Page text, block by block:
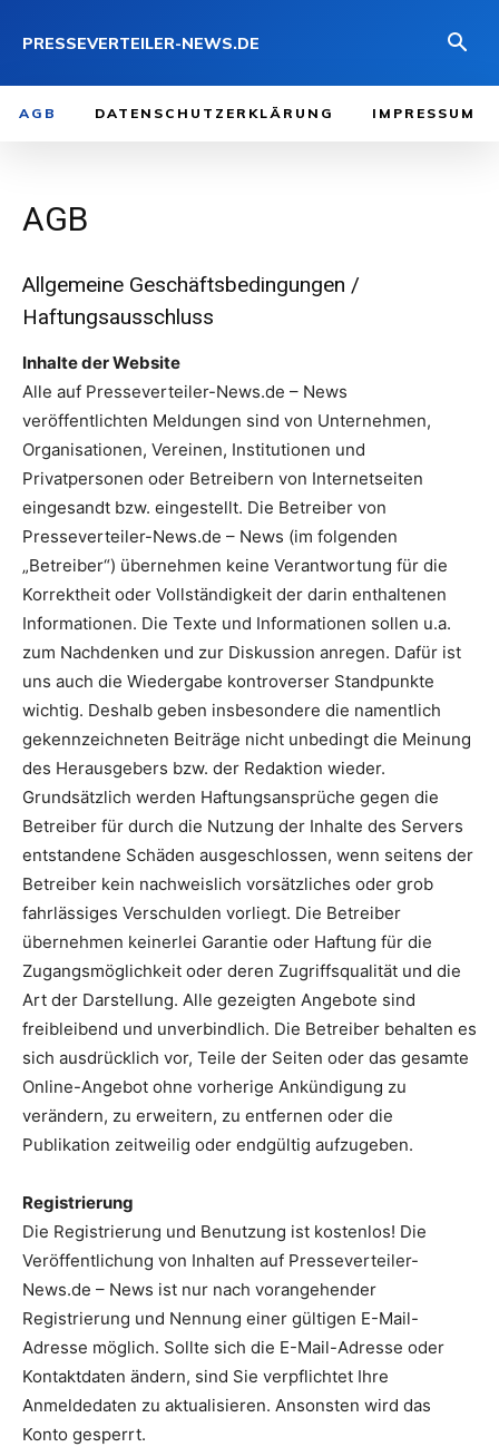
PRESSEVERTEILER-NEWS.DE
AGB DATENSCHUTZERKLÄRUNG IMPRESSUM
AGB
Allgemeine Geschäftsbedingungen /
Haftungsausschluss
Inhalte der Website
Alle auf Presseverteiler-News.de – News
veröffentlichten Meldungen sind von Unternehmen,
Organisationen, Vereinen, Institutionen und
Privatpersonen oder Betreibern von Internetseiten
eingesandt bzw. eingestellt. Die Betreiber von
Presseverteiler-News.de – News (im folgenden
„Betreiber“) übernehmen keine Verantwortung für die
Korrektheit oder Vollständigkeit der darin enthaltenen
Informationen. Die Texte und Informationen sollen u.a.
zum Nachdenken und zur Diskussion anregen. Dafür ist
uns auch die Wiedergabe kontroverser Standpunkte
wichtig. Deshalb geben insbesondere die namentlich
gekennzeichneten Beiträge nicht unbedingt die Meinung
des Herausgebers bzw. der Redaktion wieder.
Grundsätzlich werden Haftungsansprüche gegen die
Betreiber für durch die Nutzung der Inhalte des Servers
entstandene Schäden ausgeschlossen, wenn seitens der
Betreiber kein nachweislich vorsätzliches oder grob
fahrlässiges Verschulden vorliegt. Die Betreiber
übernehmen keinerlei Garantie oder Haftung für die
Zugangsmöglichkeit oder deren Zugriffsqualität und die
Art der Darstellung. Alle gezeigten Angebote sind
freibleibend und unverbindlich. Die Betreiber behalten es
sich ausdrücklich vor, Teile der Seiten oder das gesamte
Online-Angebot ohne vorherige Ankündigung zu
verändern, zu erweitern, zu entfernen oder die
Publikation zeitweilig oder endgültig aufzugeben.
Registrierung
Die Registrierung und Benutzung ist kostenlos! Die
Veröffentlichung von Inhalten auf Presseverteiler-
News.de – News ist nur nach vorangehender
Registrierung und Nennung einer gültigen E-Mail-
Adresse möglich. Sollte sich die E-Mail-Adresse oder
Kontaktdaten ändern, sind Sie verpflichtet Ihre
Anmeldedaten zu aktualisieren. Ansonsten wird das
Konto gesperrt.